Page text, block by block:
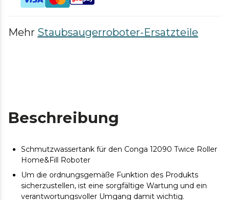
Mehr Staubsaugerroboter-Ersatzteile
Beschreibung
Schmutzwassertank für den Conga 12090 Twice Roller
Home&Fill Roboter
Um die ordnungsgemäße Funktion des Produkts
sicherzustellen, ist eine sorgfältige Wartung und ein
verantwortungsvoller Umgang damit wichtig.